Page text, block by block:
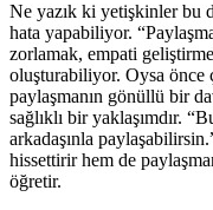
Ne yazık ki yetişkinler bu
hata yapabiliyor.
zorlamak, empati
oluşturabiliyor. Oysa önce
paylaşmanın gönüllü bir
sağlıklı bir yaklaşımdır.
arkadaşınla
hissettirir hem de
öğretir.